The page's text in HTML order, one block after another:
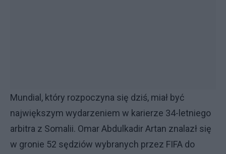
Mundial, który rozpoczyna się dziś, miał być
największym wydarzeniem w karierze 34-letniego
arbitra z Somalii. Omar Abdulkadir Artan znalazł się
w gronie 52 sędziów wybranych przez FIFA do